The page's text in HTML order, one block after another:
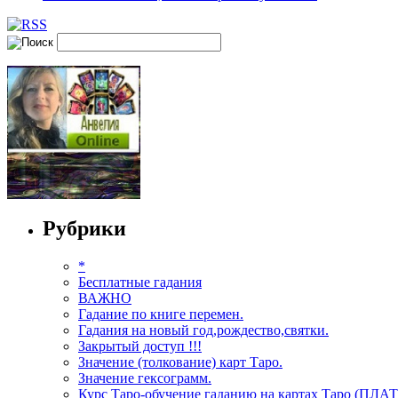
Рубрики
*
Бесплатные гадания
ВАЖНО
Гадание по книге перемен.
Гадания на новый год,рождество,святки.
Закрытый доступ !!!
Значение (толкование) карт Таро.
Значение гексограмм.
Курс Таро-обучение гаданию на картах Таро